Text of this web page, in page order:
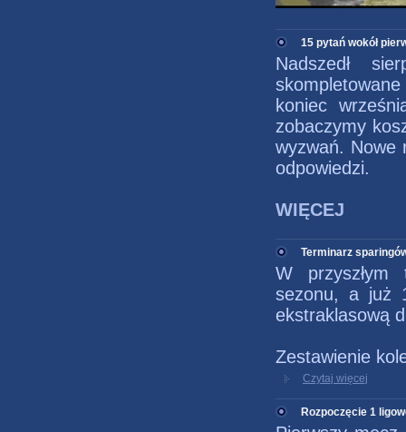
15 pytań wokół
Nadszedł
koniec
zobaczymy
wyzwań. Nowe
odpowiedzi.
WIĘCEJ
Terminarz
W przyszłym
sezonu, a już
ekstraklasową
Zestawienie
Czytaj więcej
Rozpoczęcie 1